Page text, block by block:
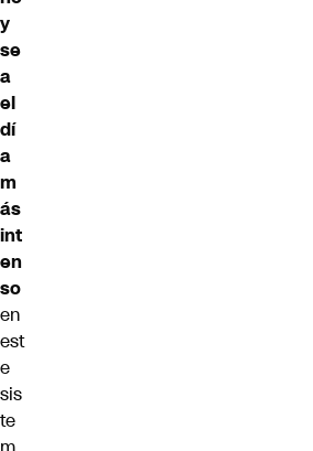
y
se
a
el
dí
a
m
ás
int
en
so
en
est
e
sis
te